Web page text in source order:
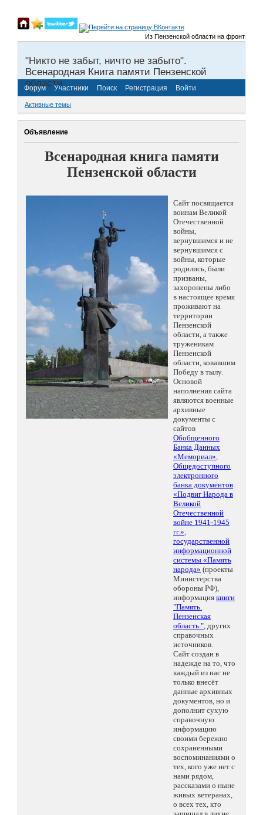
Из Пензенской области на фронты
"Никто не забыт, ничто не забыто".
Всенародная Книга памяти Пензенской
области.
Форум Участники Поиск Регистрация Войти
Активные темы
Объявление
Всенародная книга памяти
Пензенской области
Сайт посвящается
воинам Великой
Отечественной
войны,
вернувшимся и не
вернувшимся с
войны, которые
родились, были
призваны,
захоронены либо
в настоящее время
проживают на
территории
Пензенской
области, а также
труженикам
Пензенской
области, ковавшим
Победу в тылу.
Основой
наполнения сайта
являются военные
архивные
документы с
сайтов
Обобщенного
Банка Данных
«Мемориал»,
Общедоступного
электронного
банка документов
«Подвиг Народа в
Великой
Отечественной
войне 1941-1945
гг.»,
государственной
информационной
системы «Память
народа» (проекты
Министерства
обороны РФ),
информация книги
"Память.
Пензенская
область.", других
справочных
источников.
Сайт создан в
надежде на то, что
каждый из нас не
только внесёт
данные архивных
документов, но и
дополнит сухую
справочную
информацию
своими бережно
сохраненными
воспоминаниями о
тех, кого уже нет с
нами рядом,
рассказами о ныне
живых ветеранах,
о всех тех, кто